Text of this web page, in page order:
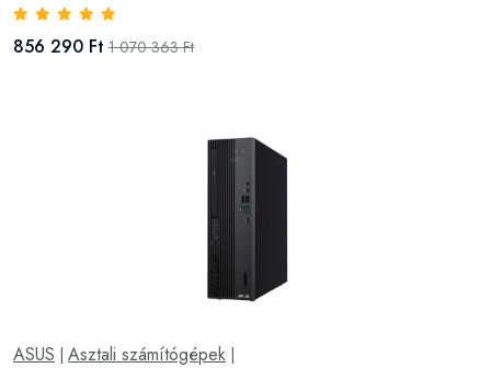
856 290 Ft 1 070 363 Ft
ASUS | Asztali számítógépek |